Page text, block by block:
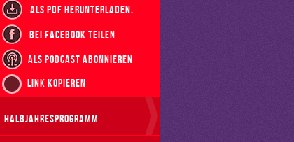
als PDF herunterladen.
bei Facebook teilen
als Podcast abonnieren
Link kopieren
Halbjahresprogramm